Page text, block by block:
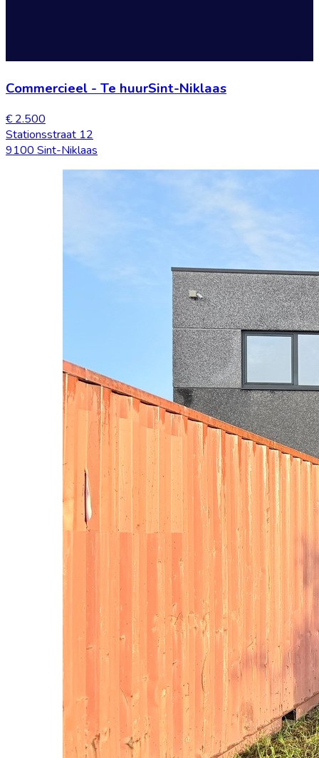
Commercieel - Te huurSint-Niklaas
€ 2.500
Stationsstraat 12
9100 Sint-Niklaas